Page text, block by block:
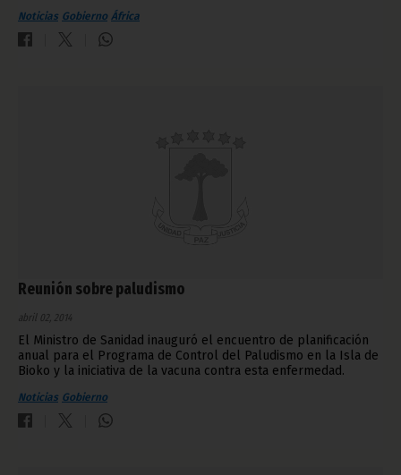
Noticias Gobierno África
Reunión sobre paludismo
abril 02, 2014
El Ministro de Sanidad inauguró el encuentro de planificación
anual para el Programa de Control del Paludismo en la Isla de
Bioko y la iniciativa de la vacuna contra esta enfermedad.
Noticias Gobierno